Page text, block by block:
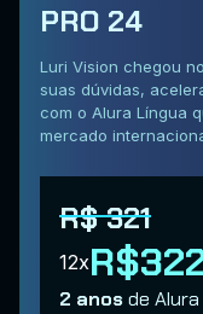
PRO 24
Luri Vision chegou
suas dúvidas,
com o Alura Língua
mercado
R$ 321
12x
2 anosde Alura